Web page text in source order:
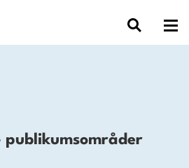
publikumsområder